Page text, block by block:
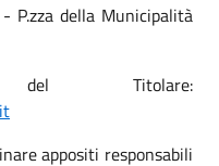
P.zza della Municipalità
Titolare:
appositi responsabili